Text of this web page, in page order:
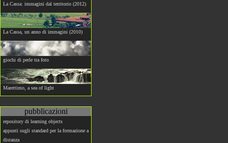
La Cassa: immagini dal territorio (2012)
La Cassa, un anno di immagini (2010)
giochi di perle tra foto
Marettimo, a sea of light
pubblicazioni
repository di learning objects
appunti sugli standard per la formazione a
distanza